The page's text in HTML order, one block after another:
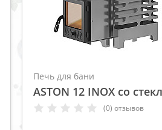
Печь для бани
ASTON 12 INOX со
(0) отзывов